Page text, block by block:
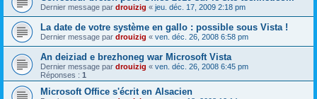
Dernier message par drouizig « jeu. déc. 17, 2009 2:18 pm
La date de votre système en gallo : possible sous Vista !
Dernier message par drouizig « ven. déc. 26, 2008 6:58 pm
An deiziad e brezhoneg war Microsoft Vista
Dernier message par drouizig « ven. déc. 26, 2008 6:45 pm
Réponses : 1
Microsoft Office s'écrit en Alsacien